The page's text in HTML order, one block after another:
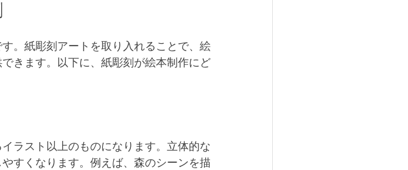
。紙彫刻アートを取り入れることで、絵
きます。以下に、紙彫刻が絵本制作にど
ラスト以上のものになります。立体的な
すくなります。例えば、森のシーンを描